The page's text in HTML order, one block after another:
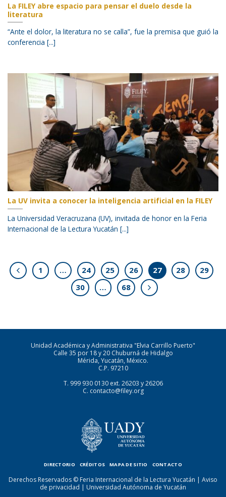
La FILEY abre espacio para pensar el duelo desde la
literatura
“Ante el dolor, la literatura no se calla”, fue la premisa que guió la
conferencia [...]
La UV invita a conocer la inteligencia artificial en la FILEY
La Universidad Veracruzana (UV), invitada de honor en la Feria
Internacional de la Lectura Yucatán [...]
1 … 24 25 26 27 28
29
30
… 68
Unidad Académica y Administrativa "Elvia Carrillo Puerto"
Calle 35 por 18 y 20 Chuburná de Hidalgo
Mérida, Yucatán, México.
C.P. 97210
T. 999 930 0130ext. 26203 y 26206
C. contacto@filey.org
DIRECTORIO CRÉDITOS MAPA DE SITIO CONTACTO
Derechos Reservados © Feria Internacional de la Lectura Yucatán | Aviso
de privacidad | Universidad Autónoma de Yucatán